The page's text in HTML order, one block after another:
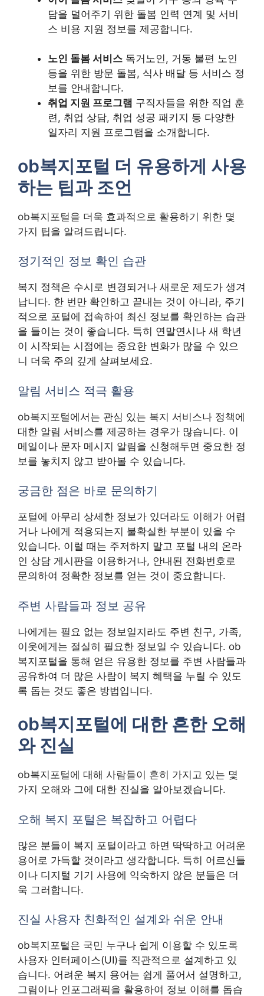
담을 덜어주기 위한 돌봄 인력 연계 및 서비
스 비용 지원 정보를 제공합니다.
노인 돌봄 서비스 독거노인, 거동 불편 노인
등을 위한 방문 돌봄, 식사 배달 등 서비스 정
보를 안내합니다.
취업 지원 프로그램 구직자들을 위한 직업 훈
련, 취업 상담, 취업 성공 패키지 등 다양한
일자리 지원 프로그램을 소개합니다.
ob복지포털 더 유용하게 사용
하는 팁과 조언
ob복지포털을 더욱 효과적으로 활용하기 위한 몇
가지 팁을 알려드립니다.
정기적인 정보 확인 습관
복지 정책은 수시로 변경되거나 새로운 제도가 생겨
납니다. 한 번만 확인하고 끝내는 것이 아니라, 주기
적으로 포털에 접속하여 최신 정보를 확인하는 습관
을 들이는 것이 좋습니다. 특히 연말연시나 새 학년
이 시작되는 시점에는 중요한 변화가 많을 수 있으
니 더욱 주의 깊게 살펴보세요.
알림 서비스 적극 활용
ob복지포털에서는 관심 있는 복지 서비스나 정책에
대한 알림 서비스를 제공하는 경우가 많습니다. 이
메일이나 문자 메시지 알림을 신청해두면 중요한 정
보를 놓치지 않고 받아볼 수 있습니다.
궁금한 점은 바로 문의하기
포털에 아무리 상세한 정보가 있더라도 이해가 어렵
거나 나에게 적용되는지 불확실한 부분이 있을 수
있습니다. 이럴 때는 주저하지 말고 포털 내의 온라
인 상담 게시판을 이용하거나, 안내된 전화번호로
문의하여 정확한 정보를 얻는 것이 중요합니다.
주변 사람들과 정보 공유
나에게는 필요 없는 정보일지라도 주변 친구, 가족,
이웃에게는 절실히 필요한 정보일 수 있습니다. ob
복지포털을 통해 얻은 유용한 정보를 주변 사람들과
공유하여 더 많은 사람이 복지 혜택을 누릴 수 있도
록 돕는 것도 좋은 방법입니다.
ob복지포털에 대한 흔한 오해
와 진실
ob복지포털에 대해 사람들이 흔히 가지고 있는 몇
가지 오해와 그에 대한 진실을 알아보겠습니다.
오해 복지 포털은 복잡하고 어렵다
많은 분들이 복지 포털이라고 하면 딱딱하고 어려운
용어로 가득할 것이라고 생각합니다. 특히 어르신들
이나 디지털 기기 사용에 익숙하지 않은 분들은 더
욱 그러합니다.
진실 사용자 친화적인 설계와 쉬운 안내
ob복지포털은 국민 누구나 쉽게 이용할 수 있도록
사용자 인터페이스(UI)를 직관적으로 설계하고 있
습니다. 어려운 복지 용어는 쉽게 풀어서 설명하고,
그림이나 인포그래픽을 활용하여 정보 이해를 돕습